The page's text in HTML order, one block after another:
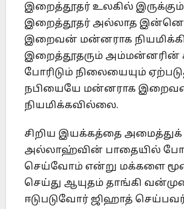
இறைத்தூதர் உலகில்
இறைத்தூதர் அல்லாத
இறைவன் மன்னராக
இறைத்தூதரும் அம்மன்னரின்
போரிடும் நிலையையும்
நபியையே மன்னராக
நியமிக்கவில்லை.
சிறிய இயக்கத்தை
அல்லாஹ்வின் பாதையில்
செய்வோம் என்று மக்களை
செய்து ஆயுதம் தாங்கி
ஈடுபடுவோர் ஜிஹாத்